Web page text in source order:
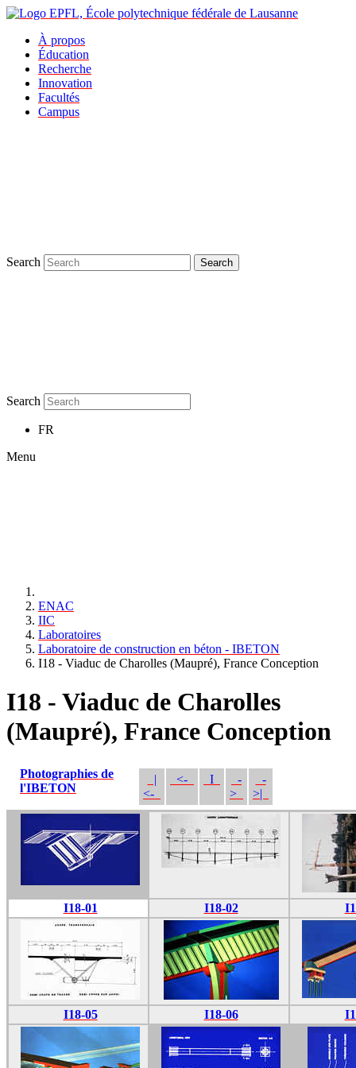
À propos
Éducation
Recherche
Innovation
Facultés
Campus
Search Search
Search
FR
Menu
ENAC
IIC
Laboratoires
Laboratoire de construction en béton - IBETON
I18 - Viaduc de Charolles (Maupré), France Conception
I18 - Viaduc de Charolles
(Maupré), France Conception
Photographies de
l'IBETON
|
<-
<- I
-
>
-
>|
I18-01 I18-02
I18-05 I18-06